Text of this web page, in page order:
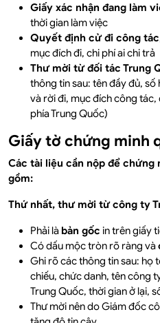
Giấy xác nhận đang làm
thời gian làm việc
Quyết định cử đi công tác
mục đích đi, chi phí ai chi trả
Thư mời từ đối tác Trung
thông tin sau: tên đầy đủ,
và rời đi, mục đích công
phía Trung Quốc)
Giấy tờ chứng minh
Các tài liệu cần nộp để chứng
gồm:
Thứ nhất, thư mời từ công ty
Phải là bản gốc in trên giấy
Có dấu mộc tròn rõ ràng và
Ghi rõ các thông tin sau: họ
chiếu, chức danh, tên công
Trung Quốc, thời gian ở lại,
Thư mời nên do Giám đốc